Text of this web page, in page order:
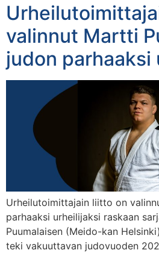
valinnut Martti
judon parhaaksi
Urheilutoimittajain liitto on
parhaaksi urheilijaksi raskaan
Puumalaisen (Meido-kan
teki vakuuttavan judovuoden